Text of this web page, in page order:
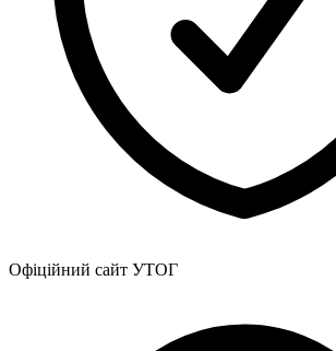
Офіційний сайт УТОГ